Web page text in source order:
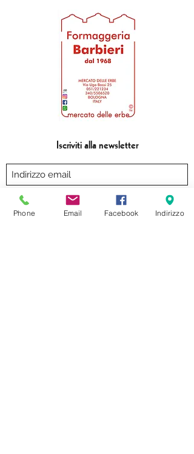
Iscriviti alla newsletter
Phone Email Facebook Indirizzo